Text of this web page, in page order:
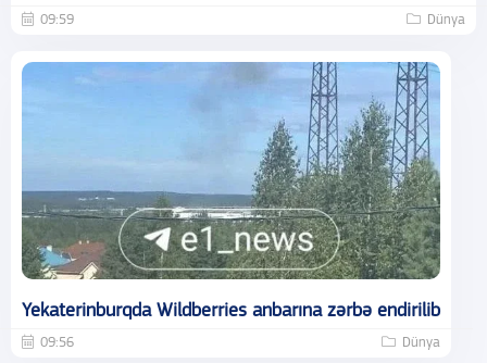
09:59 Dünya
Yekaterinburqda Wildberries anbarına zərbə endirilib
09:56 Dünya